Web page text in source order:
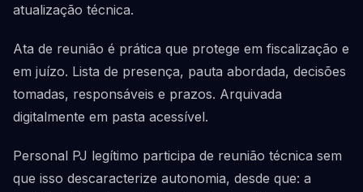
atualização técnica.
Ata de reunião é prática que protege em fiscalização e
em juízo. Lista de presença, pauta abordada, decisões
tomadas, responsáveis e prazos. Arquivada
digitalmente em pasta acessível.
Personal PJ legítimo participa de reunião técnica sem
que isso descaracterize autonomia, desde que: a